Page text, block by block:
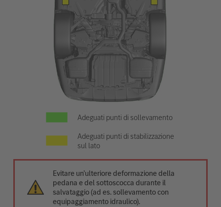
Adeguati punti di sollevamento
Adeguati punti di stabilizzazione
sul lato
Evitare un’ulteriore deformazione della
pedana e del sottoscocca durante il
salvataggio (ad es. sollevamento con
equipaggiamento idraulico).